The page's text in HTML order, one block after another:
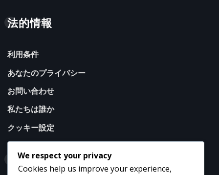
法的情報
利用条件
あなたのプライバシー
お問い合わせ
私たちは誰か
クッキー設定
カテゴリ
We respect your privacy
Cookies help us improve your experience,